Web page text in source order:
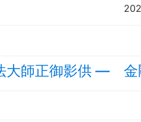
大師正御影供 —